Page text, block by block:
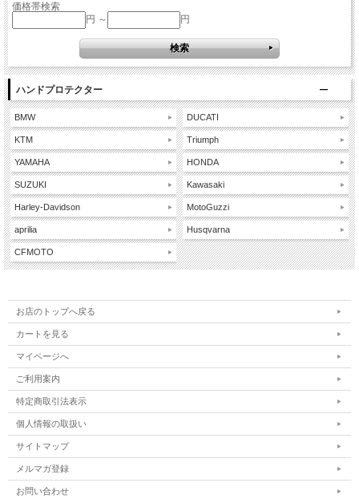
価格帯検索
円 ～
円
ハンドプロテクター
BMW
KTM
YAMAHA
SUZUKI
Harley-Davidson
aprilia
CFMOTO
DUCATI
Triumph
HONDA
Kawasaki
MotoGuzzi
Husqvarna
お店のトップへ戻る
カートを見る
マイページへ
ご利用案内
特定商取引法表示
個人情報の取扱い
サイトマップ
メルマガ登録
お問い合わせ